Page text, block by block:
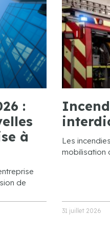
:
à
de
Les
mobilisation
31 juillet 2026